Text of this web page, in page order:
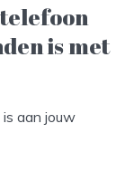
is met
aan jouw